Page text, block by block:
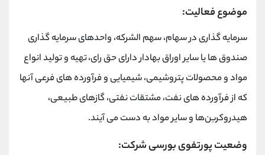
موضوع فعالیت:
سرمایه گذاری در سهام، سهم الشرکه، واحدهای سرمایه گذاری
صندوق ها یا سایر اوراق بهادار دارای حق رای، تهیه و تولید انواع
مواد و محصولات پتروشیمی، شیمیایی و فرآورده های فرعی آنها
که از فرآورده های نفت، مشتقات نفتی، گازهای طبیعی،
هیدروکربن‌ها و سایر مواد به دست می آیند.
وضعیت پورتفوی بورسی شرکت: